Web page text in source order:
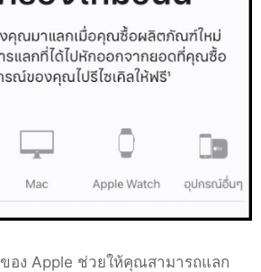
ของ Apple ช่วยให้คุณสามารถแลก